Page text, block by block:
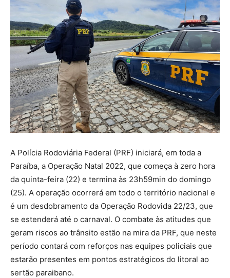
A Polícia Rodoviária Federal (PRF) iniciará, em toda a
Paraíba, a Operação Natal 2022, que começa à zero hora
da quinta-feira (22) e termina às 23h59min do domingo
(25). A operação ocorrerá em todo o território nacional e
é um desdobramento da Operação Rodovida 22/23, que
se estenderá até o carnaval. O combate às atitudes que
geram riscos ao trânsito estão na mira da PRF, que neste
período contará com reforços nas equipes policiais que
estarão presentes em pontos estratégicos do litoral ao
sertão paraibano.